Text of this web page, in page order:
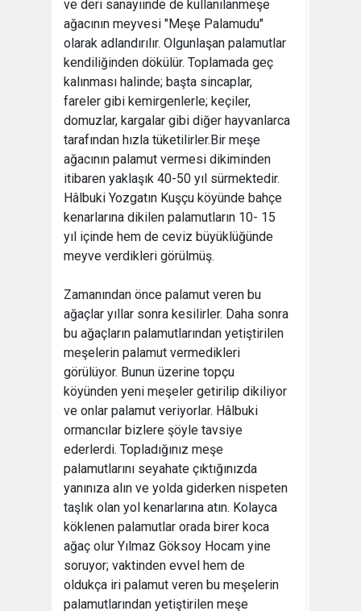
ve deri sanayiinde de kullanılanmeşe
ağacının meyvesi "Meşe Palamudu"
olarak adlandırılır. Olgunlaşan palamutlar
kendiliğinden dökülür. Toplamada geç
kalınması halinde; başta sincaplar,
fareler gibi kemirgenlerle; keçiler,
domuzlar, kargalar gibi diğer hayvanlarca
tarafından hızla tüketilirler.Bir meşe
ağacının palamut vermesi dikiminden
itibaren yaklaşık 40-50 yıl sürmektedir.
Hâlbuki Yozgatın Kuşçu köyünde bahçe
kenarlarına dikilen palamutların 10- 15
yıl içinde hem de ceviz büyüklüğünde
meyve verdikleri görülmüş.
Zamanından önce palamut veren bu
ağaçlar yıllar sonra kesilirler. Daha sonra
bu ağaçların palamutlarından yetiştirilen
meşelerin palamut vermedikleri
görülüyor. Bunun üzerine topçu
köyünden yeni meşeler getirilip dikiliyor
ve onlar palamut veriyorlar. Hâlbuki
ormancılar bizlere şöyle tavsiye
ederlerdi. Topladığınız meşe
palamutlarını seyahate çıktığınızda
yanınıza alın ve yolda giderken nispeten
taşlık olan yol kenarlarına atın. Kolayca
köklenen palamutlar orada birer koca
ağaç olur Yılmaz Göksoy Hocam yine
soruyor; vaktinden evvel hem de
oldukça iri palamut veren bu meşelerin
palamutlarından yetiştirilen meşe